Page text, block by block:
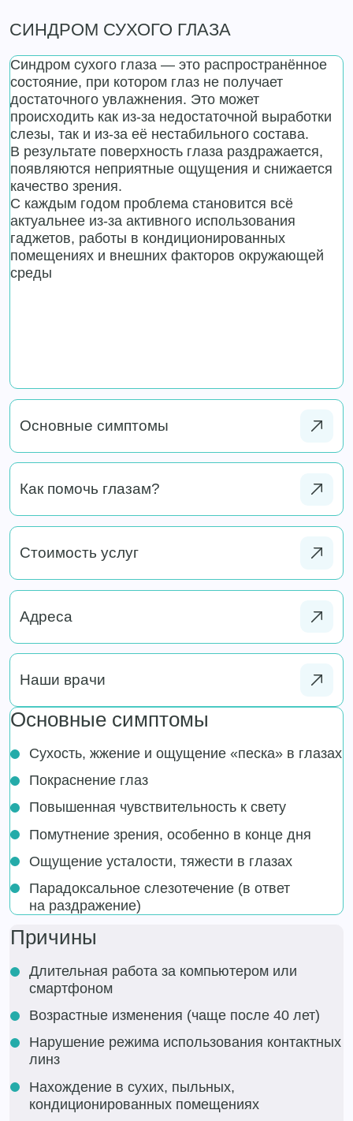
СИНДРОМ СУХОГО ГЛАЗА
Синдром сухого глаза — это распространённое
состояние, при котором глаз не получает
достаточного увлажнения. Это может
происходить как из-за недостаточной выработки
слезы, так и из-за её нестабильного состава.
В результате поверхность глаза раздражается,
появляются неприятные ощущения и снижается
качество зрения.
С каждым годом проблема становится всё
актуальнее из-за активного использования
гаджетов, работы в кондиционированных
помещениях и внешних факторов окружающей
среды
Основные симптомы
Как помочь глазам?
Стоимость услуг
Адреса
Наши врачи
Основные симптомы
Сухость, жжение и ощущение «песка» в глазах
Покраснение глаз
Повышенная чувствительность к свету
Помутнение зрения, особенно в конце дня
Ощущение усталости, тяжести в глазах
Парадоксальное слезотечение (в ответ
на раздражение)
Причины
Длительная работа за компьютером или
смартфоном
Возрастные изменения (чаще после 40 лет)
Нарушение режима использования контактных
линз
Нахождение в сухих, пыльных,
кондиционированных помещениях